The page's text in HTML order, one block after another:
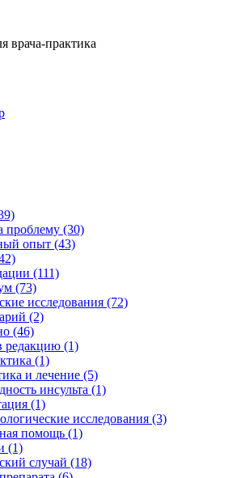
врача-практика
проблему (30)
опыт (43)
(111)
(73)
исследования (72)
(2)
(46)
редакцию (1)
(1)
и лечение (5)
инсульта (1)
(1)
исследования (3)
помощь (1)
(1)
случай (18)